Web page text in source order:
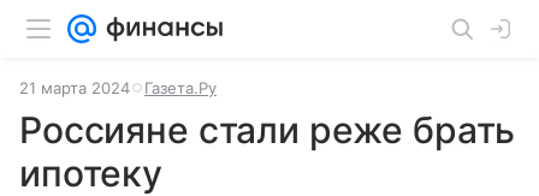
21 марта 2024 Газета.Ру
Россияне стали реже брать
ипотеку